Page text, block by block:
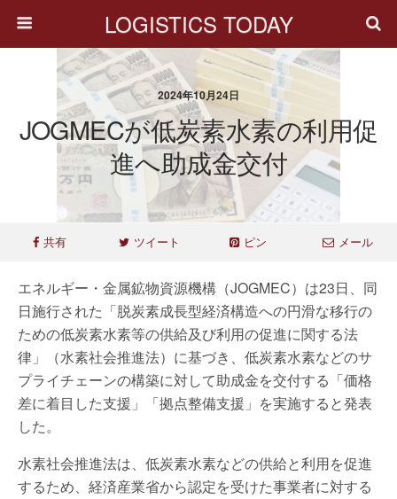
LOGISTICS TODAY
2024年10月24日
JOGMECが低炭素水素の利用促
進へ助成金交付
共有 ツイート ピン メール
エネルギー・金属鉱物資源機構（JOGMEC）は23日、同
日施行された「脱炭素成長型経済構造への円滑な移行の
ための低炭素水素等の供給及び利用の促進に関する法
律」（水素社会推進法）に基づき、低炭素水素などのサ
プライチェーンの構築に対して助成金を交付する「価格
差に着目した支援」「拠点整備支援」を実施すると発表
した。
水素社会推進法は、低炭素水素などの供給と利用を促進
するため、経済産業省から認定を受けた事業者に対する